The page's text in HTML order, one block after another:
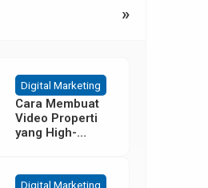
»
Digital Marketing
Cara Membuat
Video Properti
yang High-
Besar
Digital Marketing